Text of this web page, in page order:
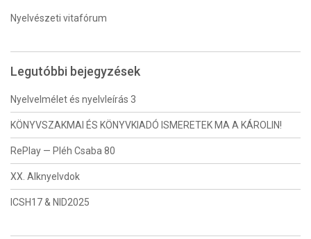
Nyelvészeti vitafórum
Legutóbbi bejegyzések
Nyelvelmélet és nyelvleírás 3
KÖNYVSZAKMAI ÉS KÖNYVKIADÓ ISMERETEK MA A KÁROLIN!
RePlay — Pléh Csaba 80
XX. Alknyelvdok
ICSH17 & NID2025